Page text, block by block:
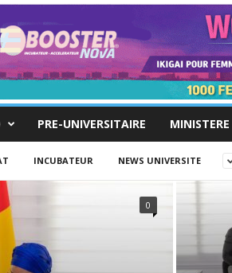
PRE-UNIVERSITAIRE MINISTERE
INCUBATEUR NEWS UNIVERSITE
0